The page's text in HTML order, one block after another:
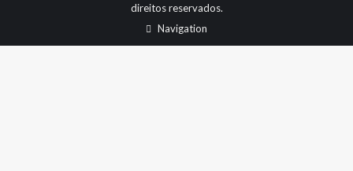
direitos reservados.
Navigation